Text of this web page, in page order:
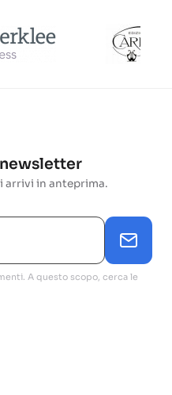
arrivi in anteprima.
A questo scopo, cerca le